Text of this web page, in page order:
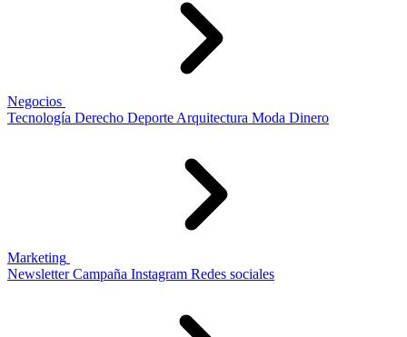
Negocios
Tecnología Derecho Deporte Arquitectura Moda Dinero
Marketing
Newsletter Campaña Instagram Redes sociales